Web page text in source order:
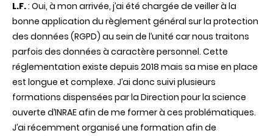
L.F.: Oui, à mon arrivée, j’ai été chargée de veiller à la
bonne application du règlement général sur la protection
des données (RGPD) au sein de l’unité car nous traitons
parfois des données à caractère personnel. Cette
réglementation existe depuis 2018 mais sa mise en place
est longue et complexe. J’ai donc suivi plusieurs
formations dispensées par la Direction pour la science
ouverte d’INRAE afin de me former à ces problématiques.
J’ai récemment organisé une formation afin de